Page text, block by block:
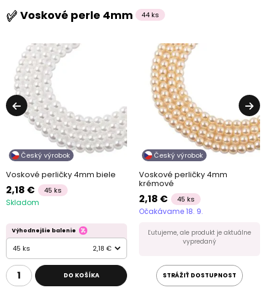
Voskové perle 4mm 44 ks
Český výrobok
Voskové perličky 4mm biele
2,18 € 45 ks
Skladom
Výhodnejšie balenie
45 ks 2,18 €
DO KOŠÍKA
Český výrobok
Voskové perličky 4mm
krémové
2,18 € 45 ks
Očakávame 18. 9.
Ľutujeme, ale produkt je aktuálne
vypredaný
STRÁŽIŤ DOSTUPNOST